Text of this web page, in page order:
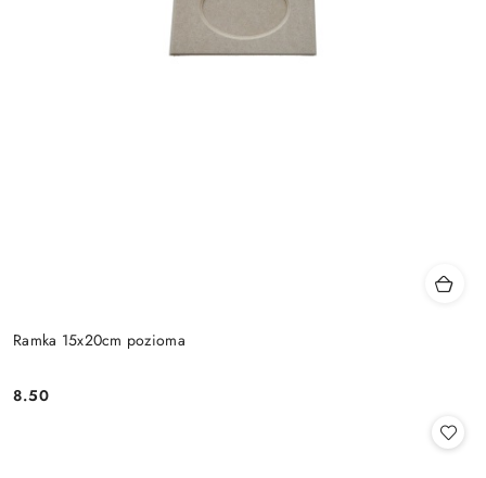
Ramka 15x20cm pozioma
Cena:
8.50